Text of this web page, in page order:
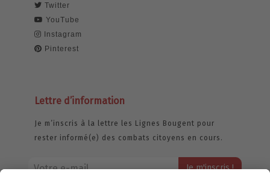
Twitter
YouTube
Instagram
Pinterest
Lettre d’information
Je m’inscris à la lettre les Lignes Bougent pour
rester informé(e) des combats citoyens en cours.